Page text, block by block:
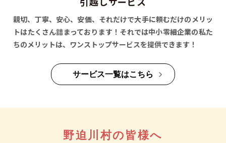
親切、丁寧、安心、安価、それだけで大手に頼むだけのメリッ
トはたくさん詰まっております！それでは中小零細企業の私た
ちのメリットは、ワンストップサービスを提供できます！
サービス一覧はこちら
野迫川村の皆様へ